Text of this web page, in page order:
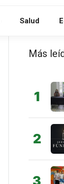
Salud
Más
1
2